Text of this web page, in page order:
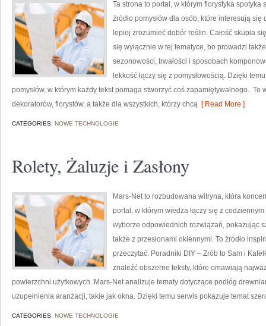
Ta strona to portal, w którym florystyka
źródło pomysłów dla osób, które interesują
lepiej zrozumieć dobór roślin. Całość skupia
się wyłącznie w tej tematyce, bo prowadzi
sezonowości, trwałości i sposobach
lekkość łączy się z pomysłowością. Dzięki
pomysłów, w którym każdy tekst pomaga stworzyć coś zapamiętywalnego. To
dekoratorów, florystów, a także dla wszystkich, którzy chcą [ Read More ]
CATEGORIES: NOWE TECHNOLOGIE
Rolety, Żaluzje i Zasłony
Mars-Net to rozbudowana witryna, która
portal, w którym wiedza łączy się z
wyborze odpowiednich rozwiązań, pokazując
także z przesłonami okiennymi. To źródło
przeczytać: Poradniki DIY – Zrób to Sam i
znaleźć obszerne teksty, które omawiają
powierzchni użytkowych. Mars-Net analizuje tematy dotyczące podłóg
uzupełnienia aranżacji, takie jak okna. Dzięki temu serwis pokazuje temat
CATEGORIES: NOWE TECHNOLOGIE